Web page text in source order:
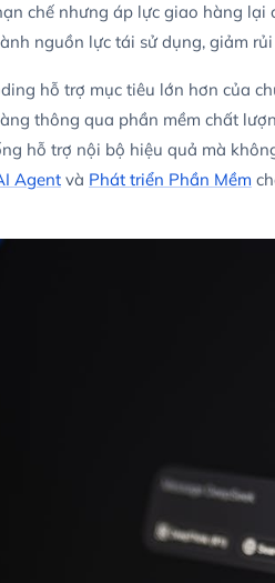
chế nhưng áp lực giao hàng
nguồn lực tái sử dụng, giảm
hỗ trợ mục tiêu lớn hơn của
thông qua phần mềm chất
hỗ trợ nội bộ hiệu quả mà
Agent và Phát triển Phần Mềm